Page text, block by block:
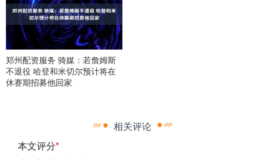
郑州配资服务 骑媒：若詹姆斯
不退役 哈登和米切尔预计将在
休赛期招募他回家
相关评论
本文评分*